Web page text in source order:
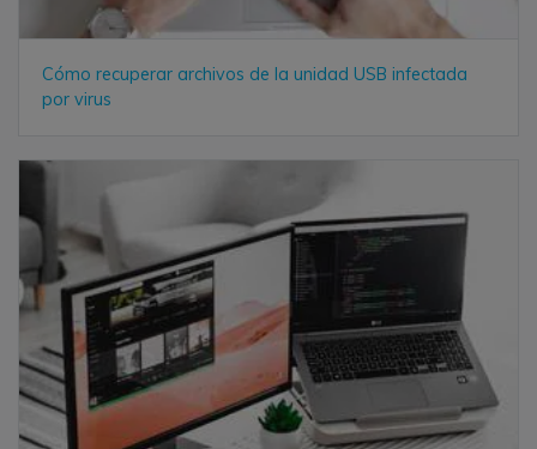
Cómo recuperar archivos de la unidad USB infectada
por virus